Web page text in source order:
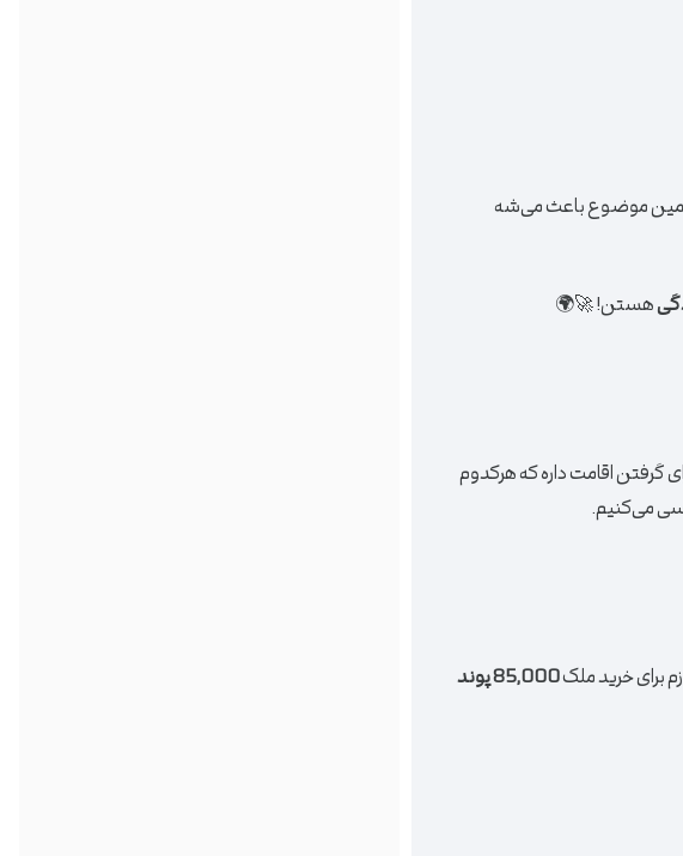
همین موضوع باعث می‌شه
هستن! 🚀🌍
گرفتن اقامت داره که هرکدوم
می‌کنیم.
برای خرید ملک
85,000 پوند